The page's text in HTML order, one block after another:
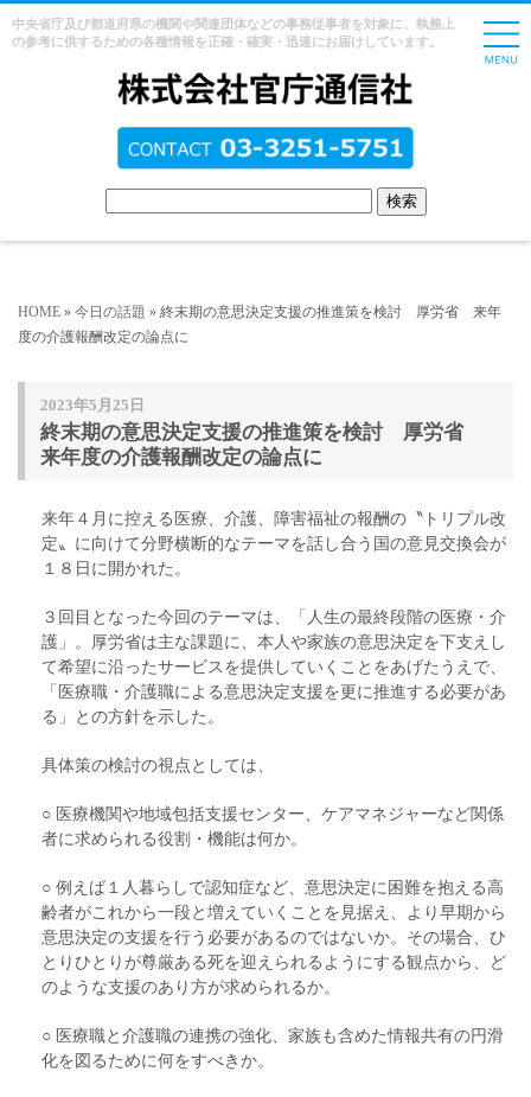
中央省庁及び都道府県の機関や関連団体などの事務従事者を対象に、執務上
の参考に供するための各種情報を正確・確実・迅速にお届けしています。
HOME » 今日の話題 » 終末期の意思決定支援の推進策を検討 厚労省 来年
度の介護報酬改定の論点に
2023年5月25日
終末期の意思決定支援の推進策を検討 厚労省
来年度の介護報酬改定の論点に
来年４月に控える医療、介護、障害福祉の報酬の〝トリプル改
定〟に向けて分野横断的なテーマを話し合う国の意見交換会が
１８日に開かれた。
３回目となった今回のテーマは、「人生の最終段階の医療・介
護」。厚労省は主な課題に、本人や家族の意思決定を下支えし
て希望に沿ったサービスを提供していくことをあげたうえで、
「医療職・介護職による意思決定支援を更に推進する必要があ
る」との方針を示した。
具体策の検討の視点としては、
○ 医療機関や地域包括支援センター、ケアマネジャーなど関係
者に求められる役割・機能は何か。
○ 例えば１人暮らしで認知症など、意思決定に困難を抱える高
齢者がこれから一段と増えていくことを見据え、より早期から
意思決定の支援を行う必要があるのではないか。その場合、ひ
とりひとりが尊厳ある死を迎えられるようにする観点から、ど
のような支援のあり方が求められるか。
○ 医療職と介護職の連携の強化、家族も含めた情報共有の円滑
化を図るために何をすべきか。